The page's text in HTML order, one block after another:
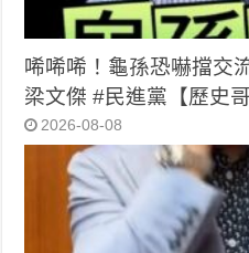
唏唏唏！龜孫恐嚇擋交
梁文傑 #民進黨【歷史
2026-08-08